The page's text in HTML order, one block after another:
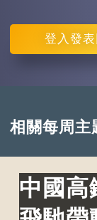
登入 發
相關每周主
中國高